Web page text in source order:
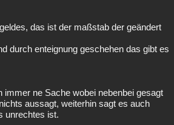
das ist der maßstab der geändert
durch enteignung geschehen das gibt es
immer ne Sache wobei nebenbei gesagt
aussagt, weiterhin sagt es auch
unrechtes ist.